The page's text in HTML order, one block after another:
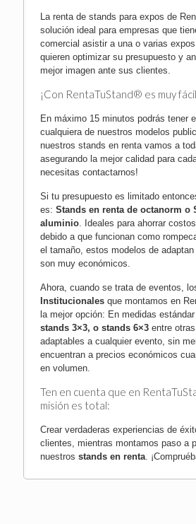
La renta de stands para expos de
solución ideal para empresas que
comercial asistir a una o varias expos
quieren optimizar su presupuesto y
mejor imagen ante sus clientes.
¡Con RentaTuStand® es muy
En máximo 15 minutos podrás tener
cualquiera de nuestros modelos
nuestros stands en renta vamos a
asegurando la mejor calidad para
necesitas contactarnos!
Si tu presupuesto es limitado
es: Stands en renta de octanorm o
aluminio. Ideales para ahorrar
debido a que funcionan como
el tamaño, estos modelos de
son muy económicos.
Ahora, cuando se trata de eventos,
Institucionalesque montamos en
la mejor opción: En medidas
stands 3×3, o stands 6×3entre
adaptables a cualquier evento, sin
encuentran a precios económicos
en volumen.
Ten en cuenta que en
misión es total:
Crear verdaderas experiencias de
clientes, mientras montamos paso a
nuestros stands en renta.